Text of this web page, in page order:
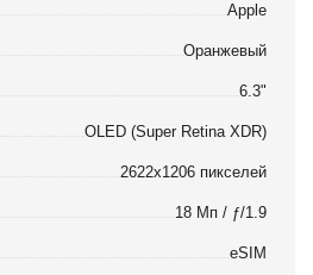
Apple
Оранжевый
6.3"
OLED (Super Retina XDR)
2622x1206 пикселей
18 Мп / ƒ/1.9
eSIM